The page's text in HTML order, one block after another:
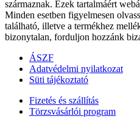
származnak. Ezek tartalmáért
Minden esetben figyelmesen
található, illetve a termékhez
bizonytalan, forduljon hozzánk
ÁSZF
Adatvédelmi nyilatkozat
Süti tájékoztató
Fizetés és szállítás
Törzsvásárlói program